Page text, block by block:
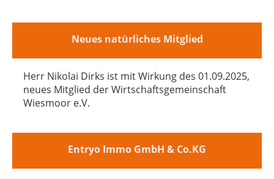
Neues natürliches Mitglied
Herr Nikolai Dirks ist mit Wirkung des 01.09.2025,
neues Mitglied der Wirtschaftsgemeinschaft
Wiesmoor e.V.
Entryo Immo GmbH & Co.KG